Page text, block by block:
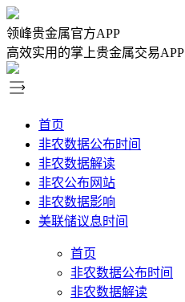
领峰贵金属官方APP
高效实用的掌上贵金属交易APP
首页
非农数据公布时间
非农数据解读
非农公布网站
非农数据影响
美联储议息时间
首页
非农数据公布时间
非农数据解读